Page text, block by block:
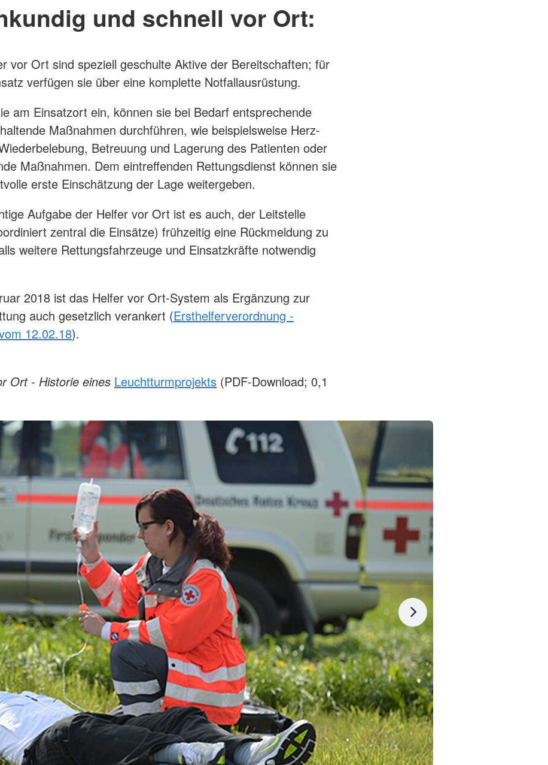
und schnell vor Ort:
vor Ort sind speziell geschulte Aktive der Bereitschaften; für
verfügen sie über eine komplette Notfallausrüstung.
am Einsatzort ein, können sie bei Bedarf entsprechende
Maßnahmen durchführen, wie beispielsweise Herz-
Betreuung und Lagerung des Patienten oder
Maßnahmen. Dem eintreffenden Rettungsdienst können sie
erste Einschätzung der Lage weitergeben.
Aufgabe der Helfer vor Ort ist es auch, der Leitstelle
zentral die Einsätze) frühzeitig eine Rückmeldung zu
weitere Rettungsfahrzeuge und Einsatzkräfte notwendig
2018 ist das Helfer vor Ort-System als Ergänzung zur
auch gesetzlich verankert (Ersthelferverordnung -
12.02.18).
Ort - Historie eines Leuchtturmprojekts (PDF-Download; 0,1